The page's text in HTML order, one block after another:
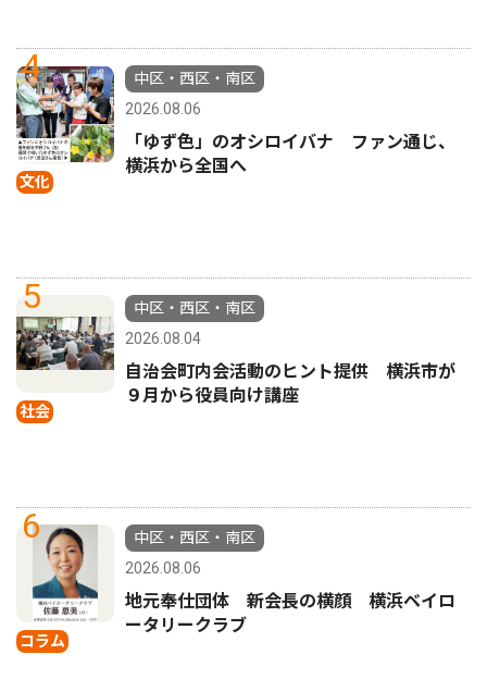
4
文化
中区・西区・南区
2026.08.06
「ゆず色」のオシロイバナ ファン通じ、
横浜から全国へ
5
社会
中区・西区・南区
2026.08.04
自治会町内会活動のヒント提供 横浜市が
９月から役員向け講座
6
コラム
中区・西区・南区
2026.08.06
地元奉仕団体 新会長の横顔 横浜ベイロ
ータリークラブ